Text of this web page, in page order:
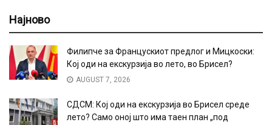
Најново
Филипче за Францускиот предлог и Мицкоски:
Кој оди на екскурзија во лето, во Брисел?
AUGUST 7, 2026
СДСМ: Кој оди на екскурзија во Брисел среде
лето? Само оној што има таен план „под